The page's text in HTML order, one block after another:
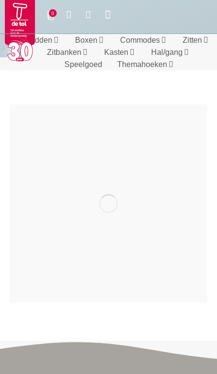
Bedden Boxen Commodes
Zitten
Zitbanken
Kasten
Hal/gang
Speelgoed
Themahoeken